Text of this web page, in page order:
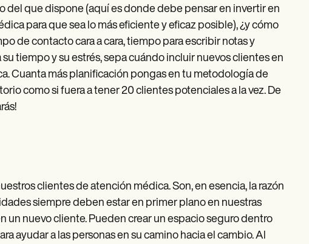
que dispone (aquí es donde debe pensar en invertir en
para que sea lo más eficiente y eficaz posible), ¿y cómo
de contacto cara a cara, tiempo para escribir notas y
tiempo y su estrés, sepa cuándo incluir nuevos clientes en
Cuanta más planificación pongas en tu metodología de
como si fuera a tener 20 clientes potenciales a la vez. De
clientes de atención médica. Son, en esencia, la razón
siempre deben estar en primer plano en nuestras
nuevo cliente. Pueden crear un espacio seguro dentro
ayudar a las personas en su camino hacia el cambio. Al